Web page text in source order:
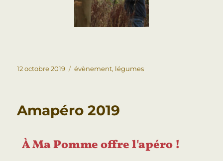
12 octobre 2019 évènement, légumes
Amapéro 2019
À Ma Pomme offre l'apéro !